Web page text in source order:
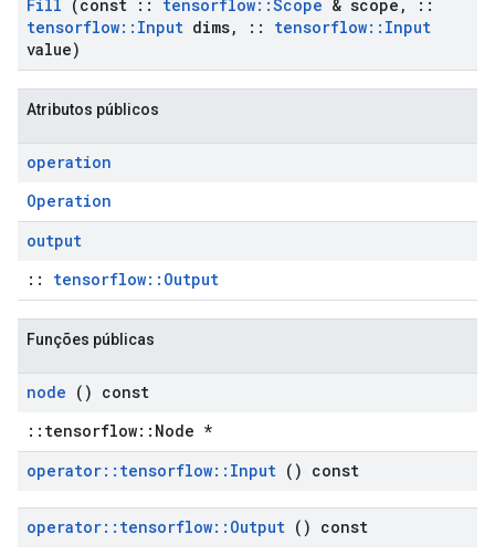
Fill (const :: tensorflow::Scope & scope ,
::
tensorflow:: Input dims, :: tensorflow:: Input
value)
Atributos públicos
operation
Operation
output
:: tensorflow::Output
Funções públicas
node () const
::tensorflow::Node *
operator:: tensorflow:: Input () const
operator:: tensorflow:: Output () const